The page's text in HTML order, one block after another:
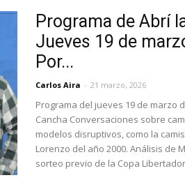
Programa de Abrí
Jueves 19 de
Por...
Carlos Aira - 21 marzo, 2026
Programa del jueves 19 de marzo
Cancha Conversaciones sobre
modelos disruptivos, como la
Lorenzo del año 2000. Análisis de
sorteo previo de la Copa